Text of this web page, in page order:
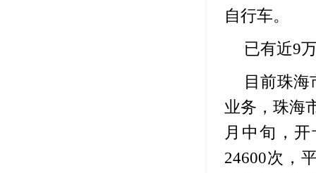
自行车。
已有近9
目前珠
业务，珠海
月中旬，
24600次，